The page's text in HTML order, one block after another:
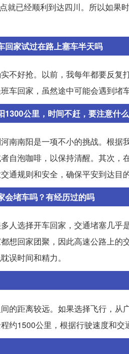
就已经顺利到达四川。所以如果
回家试过在路上塞车半天吗
不好抢。以前，我每年都要反
车回家，虽然途中可能会遇到堵
1300公里，时间不赶，要注意什么
南南阳是一项不小的挑战。根
自泡咖啡，以保持清醒。其次
通规则和安全，确保平安到达目的
会堵车吗？有经历过的吗
人选择开车回家，交通堵塞几乎
想回家团聚，因此高速公路上
误时间和精力。
的距离较远。如果选择飞行，
约1500公里，根据行驶速度和交